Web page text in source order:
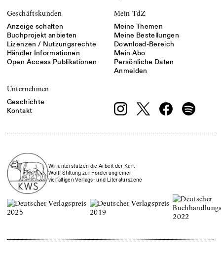
Geschäftskunden
Anzeige schalten
Buchprojekt anbieten
Lizenzen / Nutzungsrechte
Händler Informationen
Open Access Publikationen
Mein TdZ
Meine Themen
Meine Bestellungen
Download-Bereich
Mein Abo
Persönliche Daten
Anmelden
Unternehmen
Geschichte
Kontakt
Wir unterstützen die Arbeit der Kurt
Wolff Stiftung zur Förderung einer
vielfältigen Verlags- und Literaturszene